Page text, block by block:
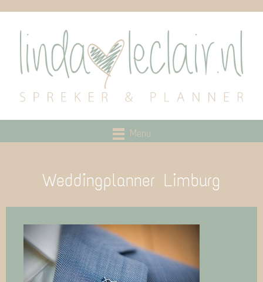
Menu
Weddingplanner Limburg